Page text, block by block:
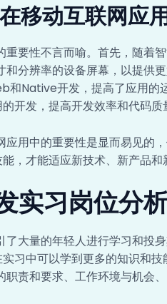
移动互联网应
要性不言而喻。首先，随着
分辨率的设备屏幕，以提供
和Native开发，提高了应用的
开发，提高开发效率和代码质
用中的重要性是显而易见的
，才能适应新技术、新产品和
实习岗位分
大量的年轻人进行学习和投
习中可以学到更多的知识和
责和要求、工作环境与机会